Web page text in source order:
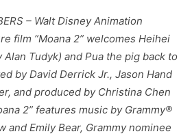
– Walt Disney Animation
film “Moana 2” welcomes Heihei
Tudyk) and Pua the pig back to
by David Derrick Jr., Jason Hand
and produced by Christina Chen
2” features music by Grammy®
and Emily Bear, Grammy nominee